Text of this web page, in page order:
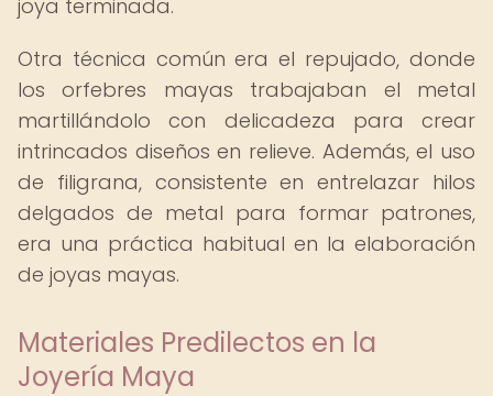
joya terminada.
Otra técnica común era el repujado, donde
los orfebres mayas trabajaban el metal
martillándolo con delicadeza para crear
intrincados diseños en relieve. Además, el uso
de filigrana, consistente en entrelazar hilos
delgados de metal para formar patrones,
era una práctica habitual en la elaboración
de joyas mayas.
Materiales Predilectos en la
Joyería Maya